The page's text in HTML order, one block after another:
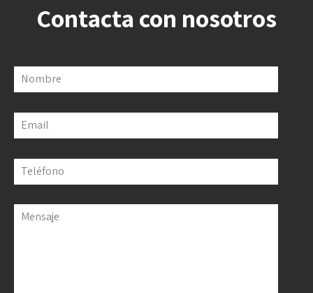
Contacta con nosotros
Nombre
Email
Teléfono
Mensaje